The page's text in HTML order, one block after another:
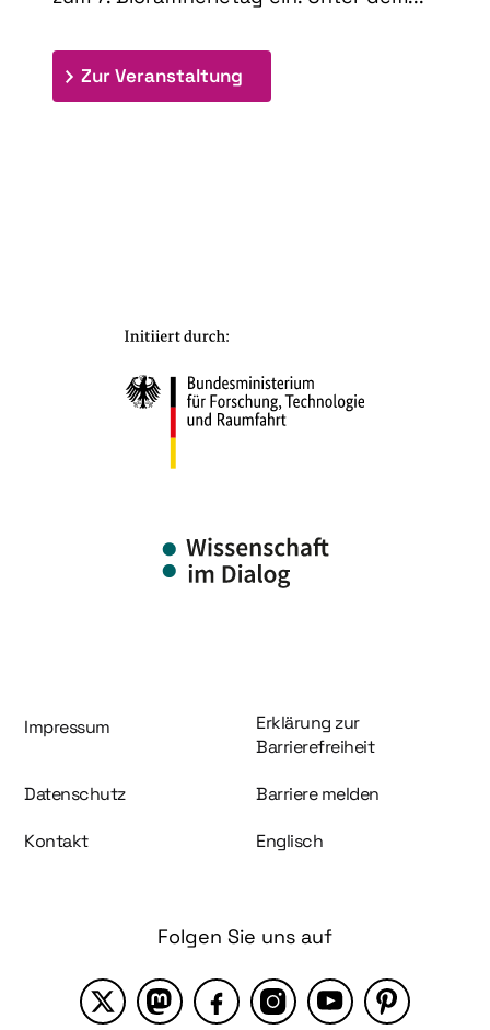
Zur Veranstaltung
Information und Service
Impressum
Erklärung zur
Barrierefreiheit
Datenschutz Barriere melden
Kontakt Englisch
Folgen Sie uns auf